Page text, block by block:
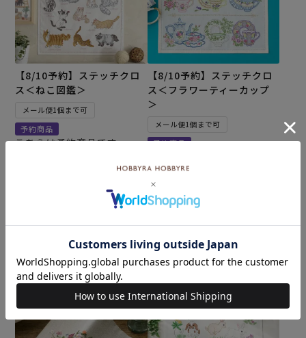
【8/10予約】ステッチクロ
ス＜ねこ図鑑＞
メール便1個まで可
予約商品
こちらは予約商品です
予約受付期間
2026/08/01 20:00〜
カートに入れる
【8/10予約】ステッチクロ
ス＜フラワーティーカップ
＞
メール便1個まで可
予約商品
¥ 4,620
予約受付期間
4.00